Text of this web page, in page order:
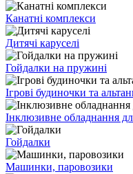
Канатні комплекси
Дитячі каруселі
Гойдалки на пружині
Ігрові будиночки та
Інклюзивне обладнання
Гойдалки
Машинки, паровозики